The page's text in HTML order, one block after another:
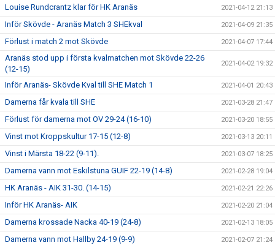
Louise Rundcrantz klar för HK Aranäs 2021-04-12 21:13
Inför Skövde - Aranäs Match 3 SHEkval 2021-04-09 21:35
Förlust i match 2 mot Skövde 2021-04-07 17:44
Aranäs stod upp i första kvalmatchen mot Skövde 22-26
(12-15)
2021-04-02 19:32
Inför Aranäs- Skövde Kval till SHE Match 1 2021-04-01 20:43
Damerna får kvala till SHE 2021-03-28 21:47
Förlust för damerna mot OV 29-24 (16-10) 2021-03-20 18:55
Vinst mot Kroppskultur 17-15 (12-8) 2021-03-13 20:11
Vinst i Märsta 18-22 (9-11). 2021-03-07 18:25
Damerna vann mot Eskilstuna GUIF 22-19 (14-8) 2021-02-28 19:04
HK Aranäs - AIK 31-30. (14-15) 2021-02-21 22:26
Inför HK Aranäs- AIK 2021-02-20 21:04
Damerna krossade Nacka 40-19 (24-8) 2021-02-13 18:05
Damerna vann mot Hallby 24-19 (9-9) 2021-02-07 21:24